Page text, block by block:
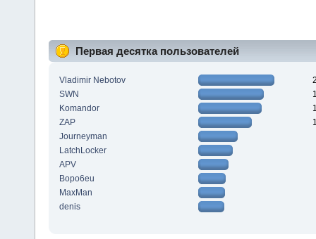
Первая десятка пользователей
Vladimir Nebotov
SWN
Komandor
ZAP
Journeyman
LatchLocker
APV
Bopo6eu
MaxMan
denis